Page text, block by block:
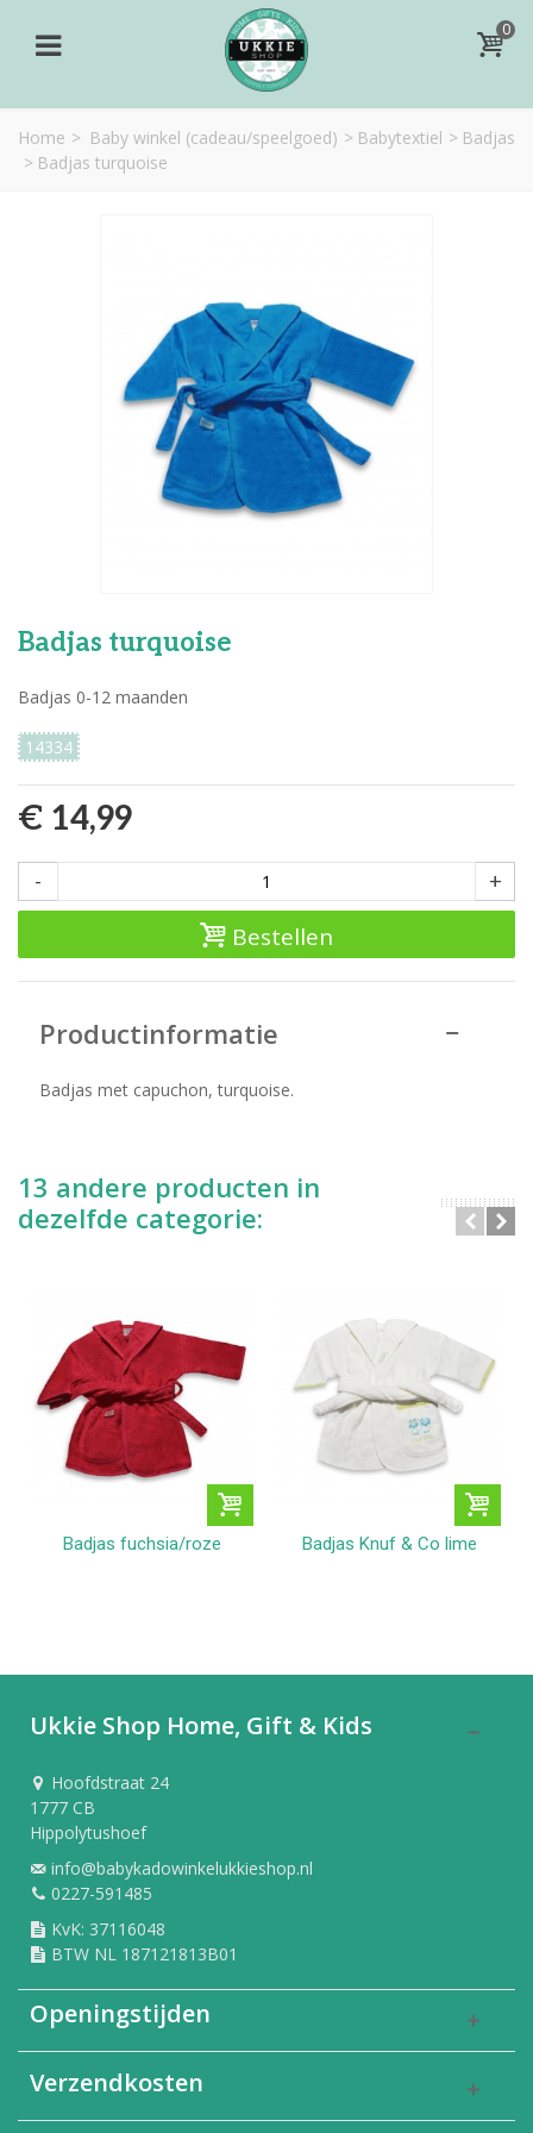
0
Home > Baby winkel (cadeau/speelgoed) > Babytextiel > Badjas
> Badjas turquoise
Badjas turquoise
Badjas 0-12 maanden
14334
€ 14,99
- +
Bestellen
Productinformatie
Badjas met capuchon, turquoise.
13 andere producten in
dezelfde categorie:
Badjas fuchsia/roze Badjas Knuf & Co lime
Ukkie Shop Home, Gift & Kids
Hoofdstraat 24
1777 CB
Hippolytushoef
info@babykadowinkelukkieshop.nl
0227-591485
KvK: 37116048
BTW NL 187121813B01
Openingstijden
Verzendkosten